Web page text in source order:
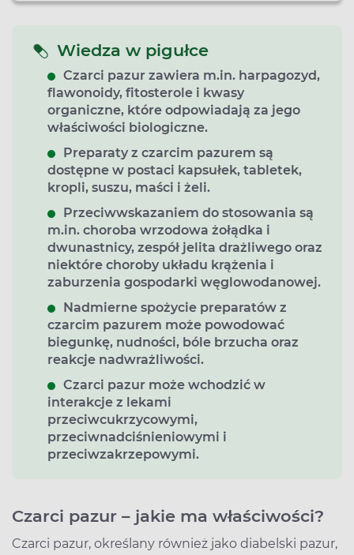
Wiedza w pigułce
Czarci pazur zawiera m.in. harpagozyd,
flawonoidy, fitosterole i kwasy
organiczne, które odpowiadają za jego
właściwości biologiczne.
Preparaty z czarcim pazurem są
dostępne w postaci kapsułek, tabletek,
kropli, suszu, maści i żeli.
Przeciwwskazaniem do stosowania są
m.in. choroba wrzodowa żołądka i
dwunastnicy, zespół jelita drażliwego oraz
niektóre choroby układu krążenia i
zaburzenia gospodarki węglowodanowej.
Nadmierne spożycie preparatów z
czarcim pazurem może powodować
biegunkę, nudności, bóle brzucha oraz
reakcje nadwrażliwości.
Czarci pazur może wchodzić w
interakcje z lekami
przeciwcukrzycowymi,
przeciwnadciśnieniowymi i
przeciwzakrzepowymi.
Czarci pazur – jakie ma właściwości?
Czarci pazur, określany również jako diabelski pazur,